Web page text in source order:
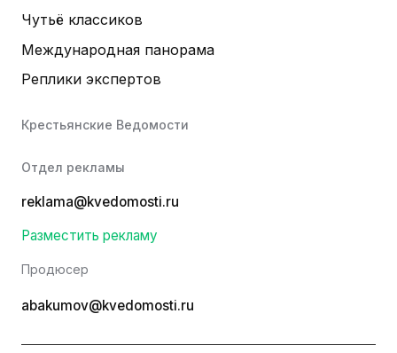
Чутьё классиков
Международная панорама
Реплики экспертов
Крестьянские Ведомости
Отдел рекламы
reklama@kvedomosti.ru
Разместить рекламу
Продюсер
abakumov@kvedomosti.ru